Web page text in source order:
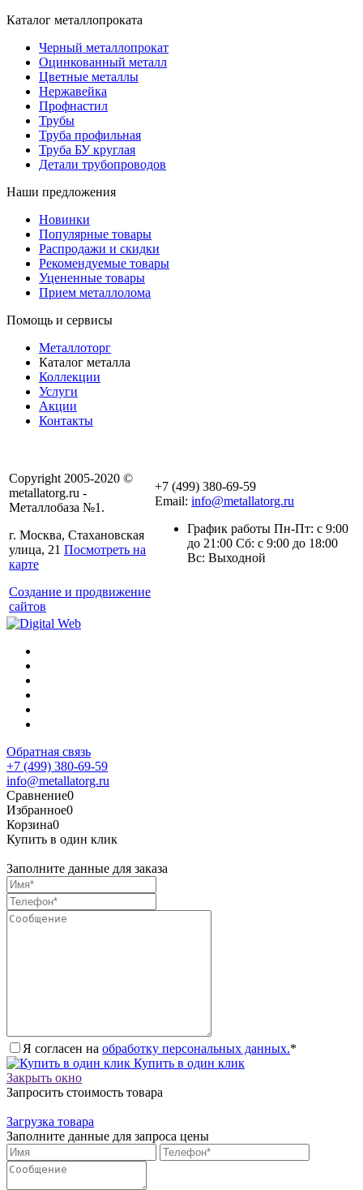
Каталог металлопроката
Черный металлопрокат
Оцинкованный металл
Цветные металлы
Нержавейка
Профнастил
Трубы
Труба профильная
Труба БУ круглая
Детали трубопроводов
Наши предложения
Новинки
Популярные товары
Распродажи и скидки
Рекомендуемые товары
Уцененные товары
Прием металлолома
Помощь и сервисы
Металлоторг
Каталог металла
Коллекции
Услуги
Акции
Контакты
Copyright 2005-2020 ©
metallatorg.ru -
Металлобаза №1.
г. Москва, Стахановская
улица, 21 Посмотреть на
карте
Создание и продвижение
сайтов
+7 (499) 380-69-59
Email: info@metallatorg.ru
График работы Пн-Пт: с 9:00
до 21:00 Сб: с 9:00 до 18:00
Вс: Выходной
Обратная связь
+7 (499) 380-69-59
info@metallatorg.ru
Сравнение0
Избранное0
Корзина0
Купить в один клик
Заполните данные для заказа
Я согласен на обработку персональных данных.*
Купить в один клик
Закрыть окно
Запросить стоимость товара
Загрузка товара
Заполните данные для запроса цены